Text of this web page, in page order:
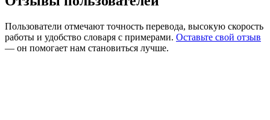
Пользователи отмечают точность перевода, высокую скорость
работы и удобство словаря с примерами. Оставьте свой отзыв
— он помогает нам становиться лучше.